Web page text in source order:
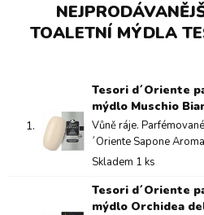
TOALETNÍ MÝDLA
1.
Tesori d´Oriente
mýdlo Muschio
Vůně ráje.
´Oriente Sapone
Skladem 1 ks
Tesori d´Oriente
mýdlo Orchidea